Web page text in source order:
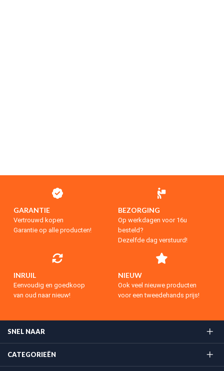
GARANTIE
Vertrouwd kopen
Garantie op alle producten!
BEZORGING
Op werkdagen voor 16u
besteld?
Dezelfde dag verstuurd!
INRUIL
Eenvoudig en goedkoop
van oud naar nieuw!
NIEUW
Ook veel nieuwe producten
voor een tweedehands prijs!
SNEL NAAR
CATEGORIEËN